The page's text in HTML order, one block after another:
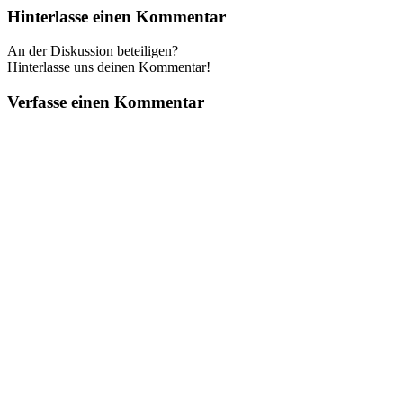
Hinterlasse einen Kommentar
An der Diskussion beteiligen?
Hinterlasse uns deinen Kommentar!
Verfasse einen Kommentar